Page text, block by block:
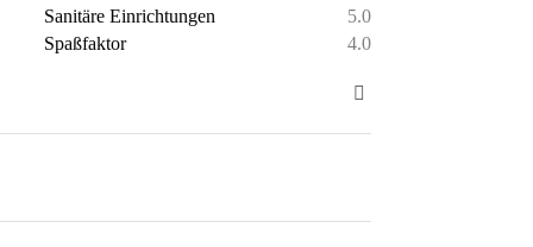
Sanitäre Einrichtungen
5.0
Spaßfaktor
4.0